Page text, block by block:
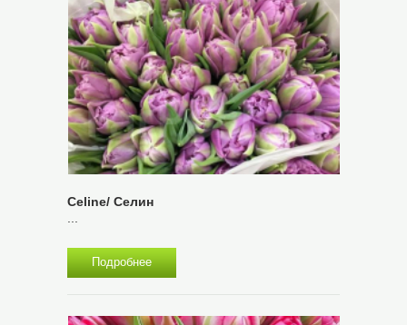
Celine/ Селин
Подробнее